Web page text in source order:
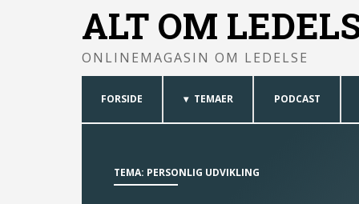
ALT OM
ONLINEMAGASIN OM LEDELSE
FORSIDE TEMAER PODCAST
TEMA: PERSONLIG UDVIKLING